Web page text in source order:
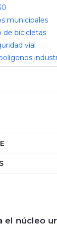
municipales
de bicicletas
vial
el núcleo